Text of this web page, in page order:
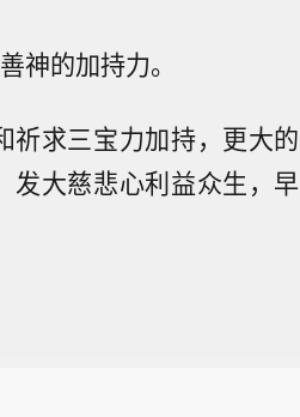
神的加持力。
祈求三宝力加持，更大的
发大慈悲心利益众生，早